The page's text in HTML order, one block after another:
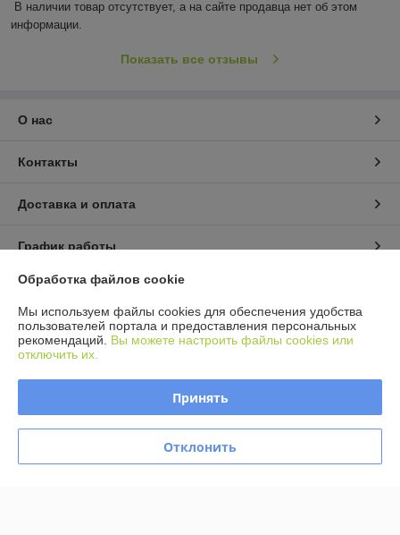
В наличии товар отсутствует, а на сайте продавца нет об этом
информации.
Показать все отзывы
О нас
Контакты
Доставка и оплата
График работы
Полная версия сайта
Политика обработки cookies
Обработка файлов cookie
Мы используем файлы cookies для обеспечения удобства
пользователей портала и предоставления персональных
рекомендаций. Вы можете настроить файлы cookies или
отключить их.
Принять
Отклонить